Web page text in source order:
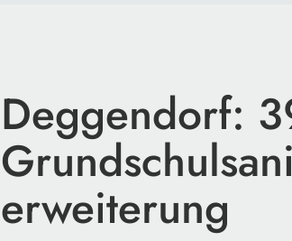
Deggendorf:
erweiterung